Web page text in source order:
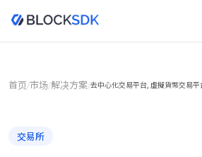
首页/市场/解决方案/去中心化交易平台, 虛擬貨幣交易平
交易所